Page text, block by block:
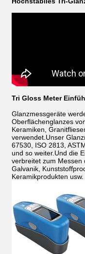
Tri Gloss Meter
Glanzmessgeräte
Oberflächenglanzes
Keramiken,
verwendet.Unser
67530, ISO 2813,
und so weiter.Und die
verbreitet zum Messen
Galvanik,
Keramikprodukten